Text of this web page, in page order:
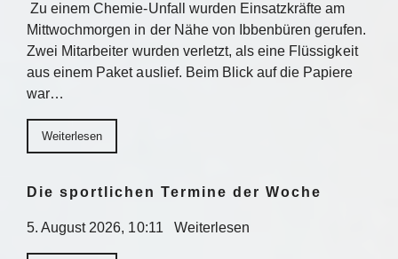
Zu einem Chemie-Unfall wurden Einsatzkräfte am
Mittwochmorgen in der Nähe von Ibbenbüren gerufen.
Zwei Mitarbeiter wurden verletzt, als eine Flüssigkeit
aus einem Paket auslief. Beim Blick auf die Papiere
war…
Weiterlesen
Die sportlichen Termine der Woche
5. August 2026, 10:11 Weiterlesen